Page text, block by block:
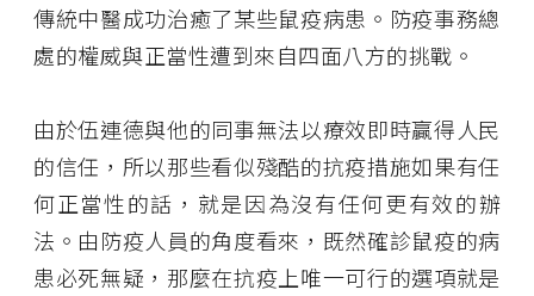
傳統中醫成功治癒了某些鼠疫病患。防疫事務總
處的權威與正當性遭到來自四面八方的挑戰。
由於伍連德與他的同事無法以療效即時贏得人民
的信任，所以那些看似殘酷的抗疫措施如果有任
何正當性的話，就是因為沒有任何更有效的辦
法。由防疫人員的角度看來，既然確診鼠疫的病
患必死無疑，那麼在抗疫上唯一可行的選項就是